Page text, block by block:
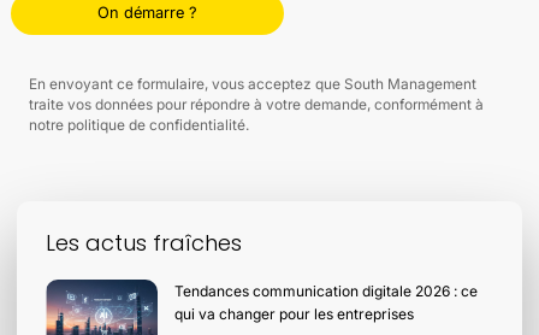
En envoyant ce formulaire, vous acceptez que South Management
traite vos données pour répondre à votre demande, conformément à
notre politique de confidentialité.
Les actus fraîches
Tendances communication digitale 2026 : ce
qui va changer pour les entreprises